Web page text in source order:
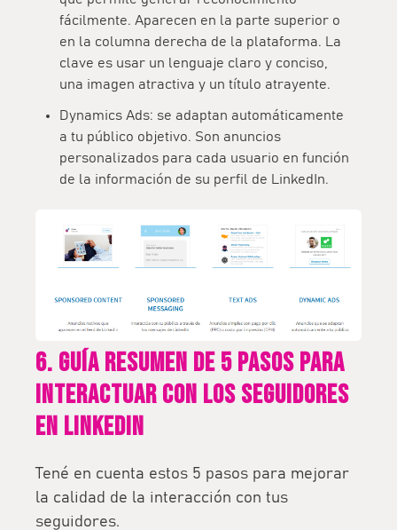
fácilmente. Aparecen en la parte superior o
en la columna derecha de la plataforma. La
clave es usar un lenguaje claro y conciso,
una imagen atractiva y un título atrayente.
Dynamics Ads: se adaptan automáticamente
a tu público objetivo. Son anuncios
personalizados para cada usuario en función
de la información de su perfil de LinkedIn.
6. Guía resumen de 5 pasos para
interactuar con los seguidores
en LinkedIn
Tené en cuenta estos 5 pasos para mejorar
la calidad de la interacción con tus
seguidores.